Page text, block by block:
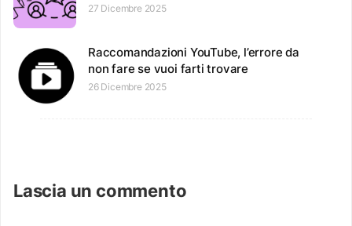
27 Dicembre 2025
Raccomandazioni YouTube, l’errore da
non fare se vuoi farti trovare
26 Dicembre 2025
Lascia un commento